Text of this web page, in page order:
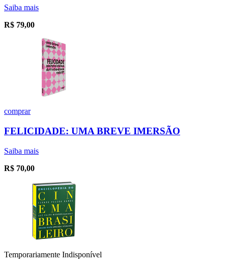
Saiba mais
R$ 79,00
comprar
FELICIDADE: UMA BREVE IMERSÃO
Saiba mais
R$ 70,00
Temporariamente Indisponível